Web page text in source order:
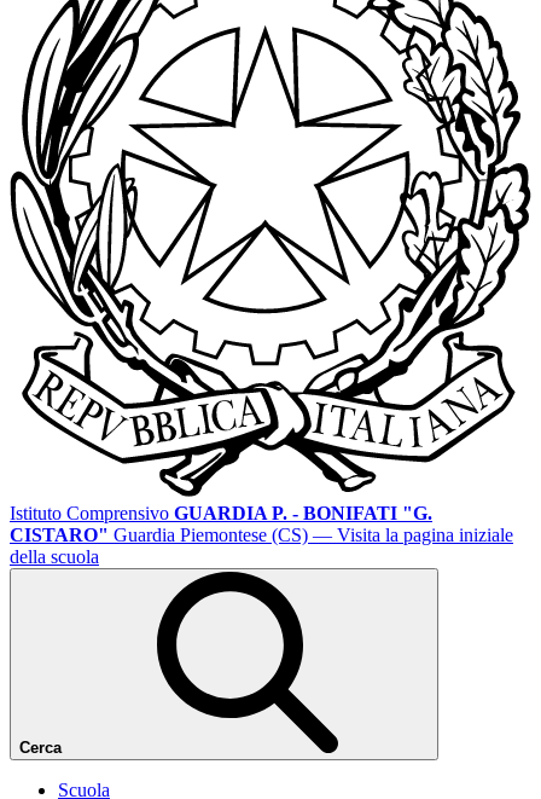
Istituto Comprensivo GUARDIA P. - BONIFATI "G.
CISTARO" Guardia Piemontese (CS) — Visita la pagina iniziale
della scuola
Cerca
Scuola